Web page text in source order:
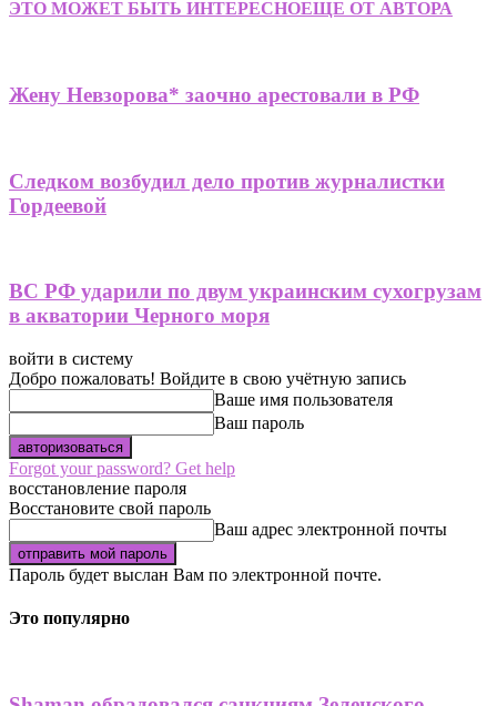
ЭТО МОЖЕТ БЫТЬ ИНТЕРЕСНОЕЩЕ ОТ АВТОРА
Жену Невзорова* заочно арестовали в РФ
Следком возбудил дело против журналистки
Гордеевой
ВС РФ ударили по двум украинским сухогрузам
в акватории Черного моря
войти в систему
Добро пожаловать! Войдите в свою учётную запись
Ваше имя пользователя
Ваш пароль
Forgot your password? Get help
восстановление пароля
Восстановите свой пароль
Ваш адрес электронной почты
Пароль будет выслан Вам по электронной почте.
Это популярно